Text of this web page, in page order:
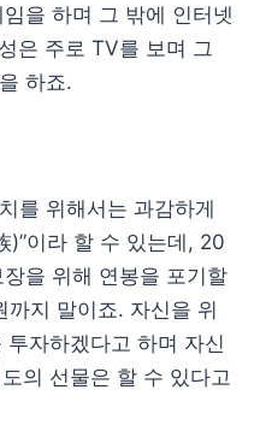
을 하며 그 밖에 인터넷
은 주로 TV를 보며 그
하죠.
를 위해서는 과감하게
)”이라 할 수 있는데, 20
을 위해 연봉을 포기할
지 말이죠. 자신을 위
자하겠다고 하며 자신
의 선물은 할 수 있다고